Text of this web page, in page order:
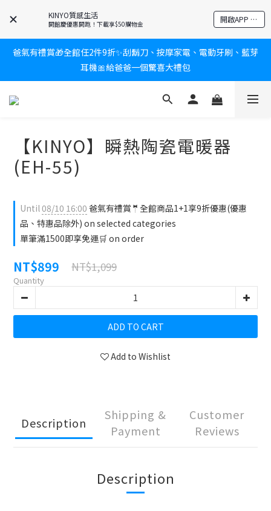
KINYO質感生活
開館慶優惠開跑！下載享$50購物金 開啟APP 享隱藏優惠
新會員送$100購物金✨再享消費回饋無極限
新會員送$100購物金✨再享消費回饋無極限
爸氣有禮賞🎁全館任2件9折✨刮鬍刀、按摩家電、電動牙刷、藍芽
耳機🎀給爸爸一個驚喜大禮包
炎熱夏日救星☀️秒凍扇登場💙半導體製冷 x 微米級冰霧，一秒開
新會員送$100購物金✨再享消費回饋無極限
【KINYO】瞬熱陶瓷電暖器
(EH-55)
Until08/10 16:00 爸氣有禮賞🤵全館商品1+1享9折優惠(優惠
品、特惠品除外) on selected categories
單筆滿1500即享免運🛒 on order
NT$899 NT$1,099
Quantity
ADD TO CART
Add to Wishlist
Description
Shipping &
Payment
Customer
Reviews
Description